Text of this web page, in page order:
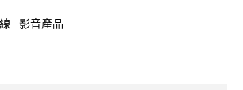
影音產品